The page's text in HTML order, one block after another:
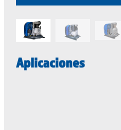
Aplicaciones